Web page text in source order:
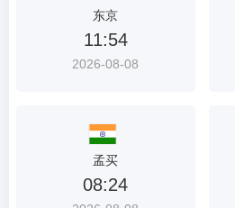
东京
11:54
2026-08-08
孟买
08:24